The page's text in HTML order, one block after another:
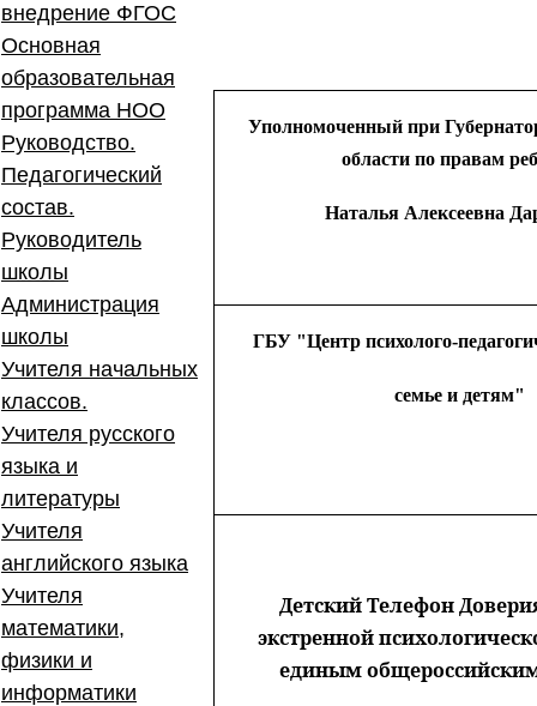
внедрение ФГОС
Основная
образовательная
программа НОО
Руководство.
Педагогический
состав.
Руководитель
школы
Администрация
школы
Учителя начальных
классов.
Учителя русского
языка и
литературы
Учителя
английского языка
Учителя
математики,
физики и
информатики
Уполномоченный при
области по правам
Наталья Алексеевна
ГБУ "Центр психолого-
семье и детям"
Детский Телефон
экстренной
единым